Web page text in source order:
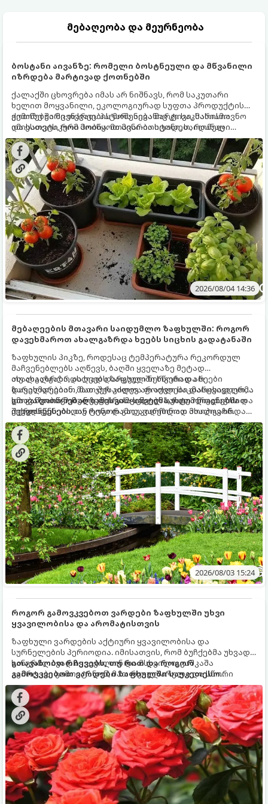
მებაღეობა და მეურნეობა
ბოსტანი აივანზე: რომელი ბოსტნეული და მწვანილი
იზრდება მარტივად ქოთნებში
ქალაქში ცხოვრება იმას არ ნიშნავს, რომ საკუთარი
ხელით მოყვანილი, ეკოლოგიურად სუფთა პროდუქტის
გემოზე უარი თქვათ. პატარა აივანიც კი საკმარისია
იმისათვის, რომ მოიწყოთ მინი-ბოსტანი, საიდანაც
ყოველდღიურად ახალ, არომატულ მწვანილსა და
ბოსტნეულს მოკრეფთ.
ქოთნებში მცენარეების მოშენება მარტივი, სასიამოვნო
და ესთეტიკური ჰობია. მთავარია იცოდეთ, რომელი
კულტურები ეგუებიან ქოთნის პირობებს ყველაზე კარგად
და როგორ მოუაროთ მათ სწორად.
2026/08/04 14:36
მებაღეების მთავარი საიდუმლო ზაფხულში: როგორ
დავეხმაროთ ახალგაზრდა ხეებს სიცხის გადატანაში
ზაფხულის პიკზე, როდესაც ტემპერატურა რეკორდულ
მაჩვენებლებს აღწევს, ბაღში ყველაზე მეტად
ახალგაზრდა, ახლად დარგული ნერგები და ხეები
ზარალდებიან. მათ ჯერ კიდევ არ აქვთ საკმარისად ღრმა
და განვითარებული ფესვთა სისტემა, რათა ნიადაგის
ქვედა ფენებიდან ტენი დამოუკიდებლად მოიპოვონ.
თუ ახალგაზრდა ხეებს ზაფხულში სწორად არ
დავეხმარებით, მათ შესაძლოა ფოთლები დასცვივდეთ,
ხმობა დაიწყონ ან ზამთრის ყინვებს სუსტი ორგანიზმით
შეხვდნენ.
გთავაზობთ მებაღეების გამოცდილ საიდუმლოებებსა და
ოქროს წესებს, თუ როგორ გადავარჩინოთ ახალგაზრდა
ხეები ზაფხულის სიცხეში:
2026/08/03 15:24
როგორ გამოვკვებოთ ვარდები ზაფხულში უხვი
ყვავილობისა და არომატისთვის
ზაფხული ვარდების აქტიური ყვავილობისა და
სურნელების პერიოდია. იმისათვის, რომ ბუჩქებმა უხვად,
ხანგრძლივად იყვავილონ და მსხვილი, კაშკაშა
კვირტები გამოიტანონ, მათ რეგულარული და სწორი
გამოკვება სჭირდებათ. ზაფხულის პერიოდში მცენარის
მოთხოვნილებები იცვლება, ამიტომ მნიშვნელოვანია
ვიცოდეთ, რომელი სასუქები გამოიყენება ამ დროს.
გთავაზობთ რჩევებს, თუ რით და როგორ
გამოვკვებოთ ვარდები ზაფხულში საუკეთესო
შედეგის მისაღწევად: